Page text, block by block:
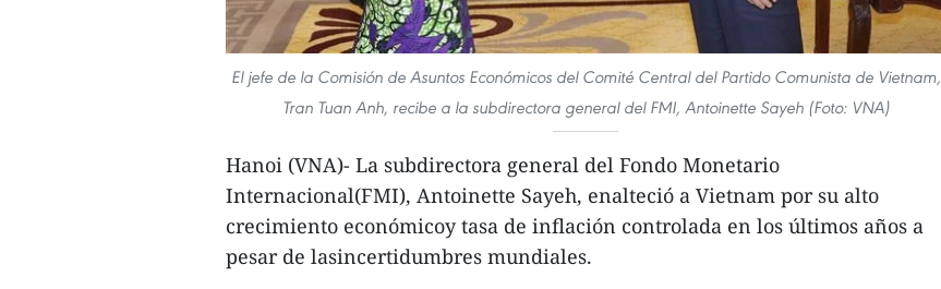
El jefe de la Comisión de Asuntos Económicos del Comité Central del Partido Comunista de Vietnam,
Tran Tuan Anh, recibe a la subdirectora general del FMI, Antoinette Sayeh (Foto: VNA)
Hanoi (VNA)- La subdirectora general del Fondo Monetario
Internacional(FMI), Antoinette Sayeh, enalteció a Vietnam por su alto
crecimiento económicoy tasa de inflación controlada en los últimos años a
pesar de lasincertidumbres mundiales.